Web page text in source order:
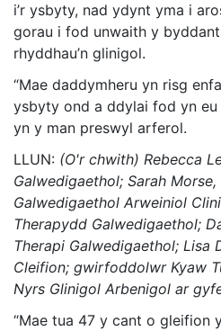
i’r ysbyty, nad ydynt yma i
gorau i fod unwaith y
rhyddhau’n glinigol.
“Mae daddymheru yn risg
ysbyty ond a ddylai fod yn eu
yn y man preswyl arferol.
LLUN: (O'r chwith) Rebecca
Galwedigaethol; Sarah
Galwedigaethol Arweiniol
Therapydd Galwedigaethol;
Therapi Galwedigaethol; Lisa
Cleifion; gwirfoddolwr Kyaw
Nyrs Glinigol Arbenigol ar
“Mae tua 47 y cant o gleifion